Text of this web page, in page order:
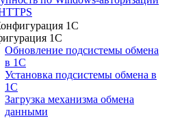
1С
1С
Обновление подсистемы обмена
в 1С
Установка подсистемы обмена в
1С
Загрузка механизма обмена
данными